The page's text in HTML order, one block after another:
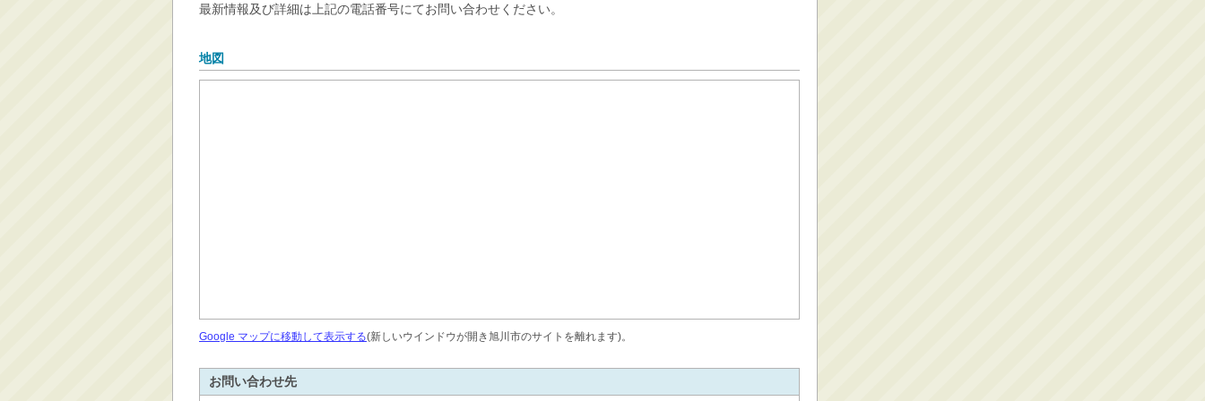
最新情報及び詳細は上記の電話番号にてお問い合わせください。
地図
Google マップに移動して表示する(新しいウインドウが開き旭川市のサイトを離れます)。
お問い合わせ先